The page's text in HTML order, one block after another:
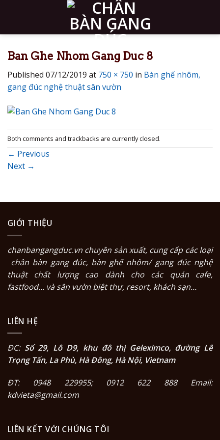
Ban Ghe Nhom Gang Duc 8
Published 07/12/2019 at 750 × 750 in Bàn ghế nhôm,
gang đúc nghệ thuật sân vườn
Both comments and trackbacks are currently closed.
← Previous
Next →
GIỚI THIỆU
chanbangangduc.vn chuyên sản xuất, cung cấp các loại
chân bàn gang đúc, bàn ghế nhôm/ gang đúc nghệ
thuậtchất lượng cao dành cho các quán cafe,
fastfood… và sân vườn biệt thự, resort, khách sạn…
LIÊN HỆ
ĐC: Số 29, Lô D9, khu đô thị Geleximco, đường Lê
Trọng Tấn, La Phù, Hà Đông, Hà Nội, Vietnam
ĐT: 0948 229955; 0912 622 888 Email:
kdvieta@gmail.com
LIÊN KẾT VỚI CHÚNG TÔI